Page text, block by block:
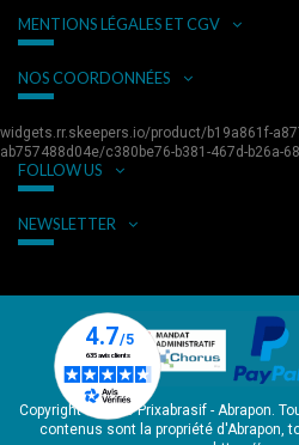
MENTIONS LÉGALES ET CGV
NOS COORDONNÉES
widgets.rr.skeepers.io/product/b19a861f-
ab757488d04e/c380be76-b381-467d-b26a-
FOLLOW US
NEWSLETTER
Copyright © 2026 Prixabrasif - Abrapon.
contenus sont la propriété d'Abrapon,